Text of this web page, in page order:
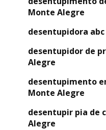
Monte Alegre
desentupidora
desentupidor de
Alegre
desentupimento
Monte Alegre
desentupir pia de
Alegre